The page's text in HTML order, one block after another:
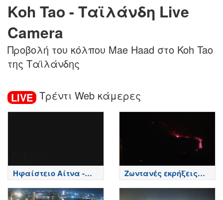
Koh Tao - Ταϊλάνδη Live
Camera
Προβολή του κόλπου Mae Haad στο Koh Tao
της Ταϊλάνδης
LIVE Τρέντι Web κάμερες
Ηφαίστειο Αίτνα -
Κορυφή κρατήρων,
Etna
Ζωντανές εκρήξεις
της Αίτνας